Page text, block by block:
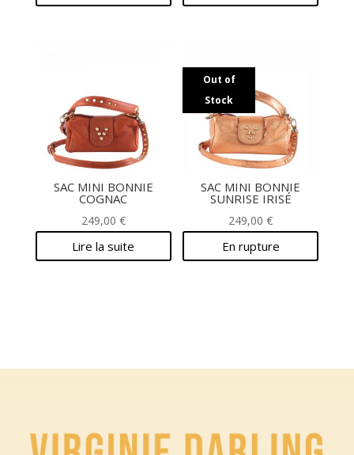
SAC MINI BONNIE
COGNAC
249,00 €
Lire la suite
Out of
Stock
SAC MINI BONNIE
SUNRISE IRISÉ
249,00€
En rupture